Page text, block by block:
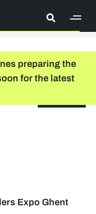
learning
preparing the
for the latest
Expo Ghent